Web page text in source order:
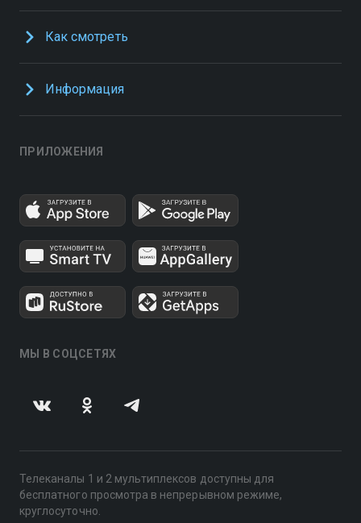
Как смотреть
Информация
ПРИЛОЖЕНИЯ
МЫ В СОЦСЕТЯХ
Телеканалы 1 и 2 мультиплексов доступны для
бесплатного просмотра в непрерывном режиме,
круглосуточно.